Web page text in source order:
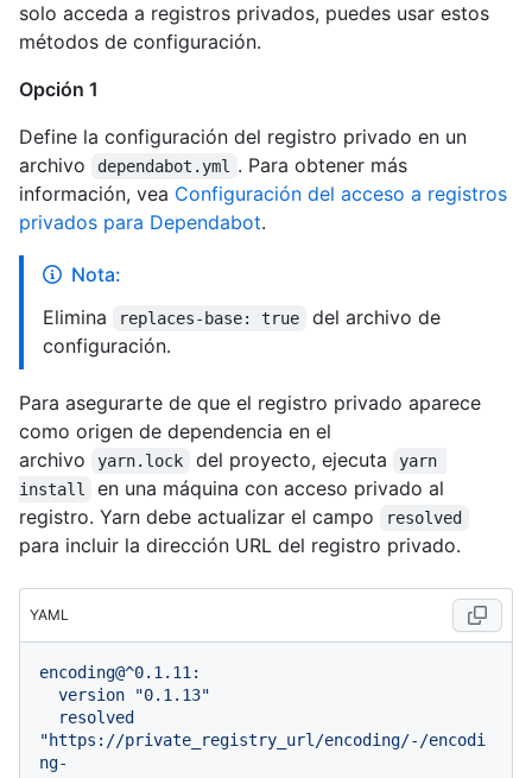
solo acceda a registros privados, puedes usar estos
métodos de configuración.
Opción 1
Define la configuración del registro privado en un
archivo
dependabot.yml
. Para obtener más
información, vea Configuración del acceso a registros
privados para Dependabot.
Nota:
Elimina
replaces-base: true
del archivo de
configuración.
Para asegurarte de que el registro privado aparece
como origen de dependencia en el
archivo
yarn.lock del proyecto, ejecuta
yarn
install
en una máquina con acceso privado al
registro. Yarn debe actualizar el campo
resolved
para incluir la dirección URL del registro privado.
YAML
encoding@^0.1.11:
version
"0.1.13"
resolved
"https://private_registry_url/encoding/-/encodi
ng-